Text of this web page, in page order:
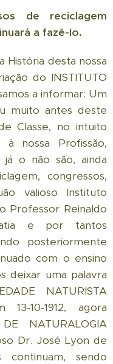
de reciclagem
a fazê-lo.
História desta nossa
do INSTITUTO
a informar: Um
muito antes deste
Classe, no intuito
nossa Profissão,
o não são, ainda
congressos,
valioso Instituto
Professor Reinaldo
e por tantos
posteriormente
com o ensino
deixar uma palavra
NATURISTA
13-10-1912, agora
NATURALOGIA
Dr. José Lyon de
sendo